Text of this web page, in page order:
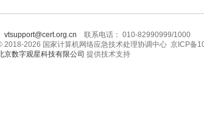
vtsupport@cert.org.cn 联系电话： 010-82990999/1000
2018-2026 国家计算机网络应急技术处理协调中心 京ICP备
京数字观星科技有限公司 提供技术支持